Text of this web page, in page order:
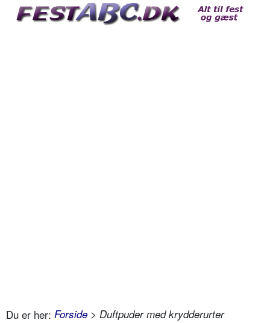
Du er her: Forside > Duftpuder med krydderurter